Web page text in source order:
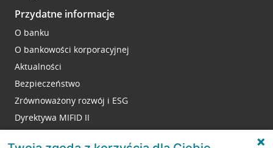
Przydatne informacje
O banku
O bankowości korporacyjnej
Aktualności
Bezpieczeństwo
Zrównoważony rozwój i ESG
Dyrektywa MIFID II